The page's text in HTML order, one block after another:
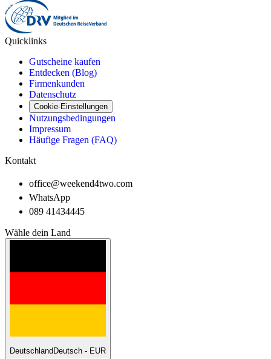
Quicklinks
Gutscheine kaufen
Entdecken (Blog)
Firmenkunden
Datenschutz
Cookie-Einstellungen
Nutzungsbedingungen
Impressum
Häufige Fragen (FAQ)
Kontakt
office@weekend4two.com
WhatsApp
089 41434445
Wähle dein Land
Deutschland Deutsch - EUR